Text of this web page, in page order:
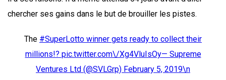
chercher ses gains dans le but de brouiller les pistes.
The #SuperLotto winner gets ready to collect their
millions!? pic.twitter.com\/Xg4VluIsOy— Supreme
Ventures Ltd (@SVLGrp) February 5, 2019\n